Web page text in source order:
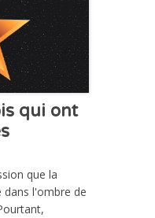
qui ont
que la
dans l'ombre de